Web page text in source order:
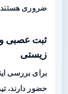
ضروری هستند
ثبت عصبی و
زیستی
برای بررسی
حضور دارند،